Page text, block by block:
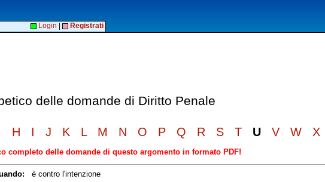
Login Registrati
delle domande di Diritto Penale
H I J K L M N O P Q R S T U V W X
completo delle domande di questo argomento in formato PDF!
è contro l'intenzione